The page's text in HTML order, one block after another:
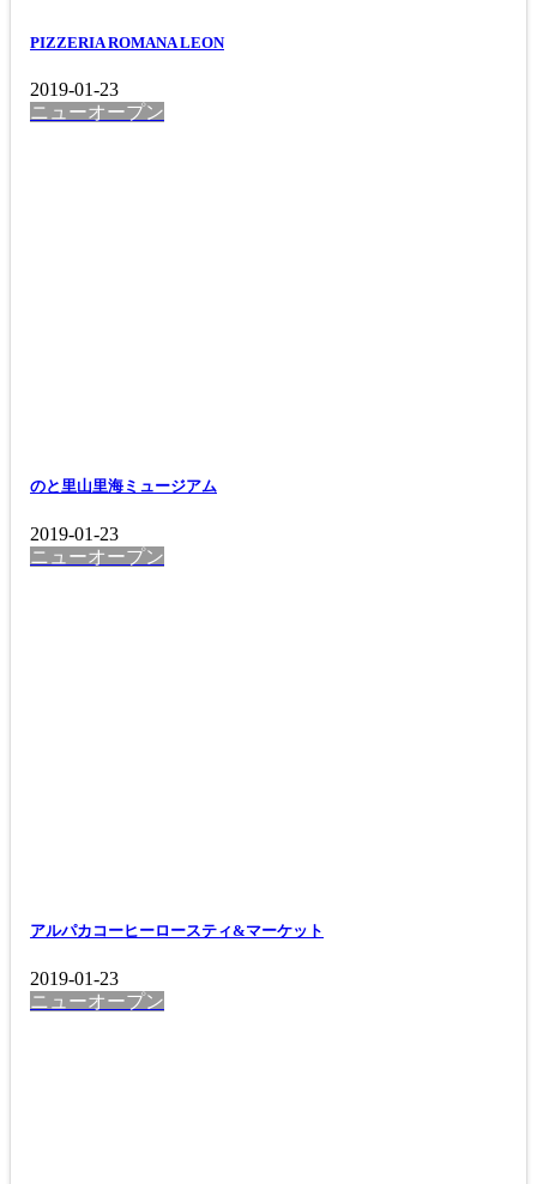
PIZZERIA ROMANA LEON
2019-01-23
ニューオープン
のと里山里海ミュージアム
2019-01-23
ニューオープン
アルパカコーヒーロースティ&マーケット
2019-01-23
ニューオープン